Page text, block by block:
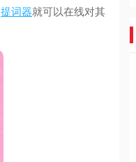
提词器就可以在线对其